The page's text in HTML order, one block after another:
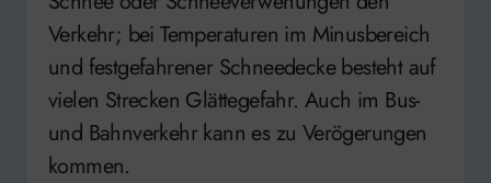
Verkehr; bei Temperaturen im Minusbereich
und festgefahrener Schneedecke besteht auf
vielen Strecken Glättegefahr. Auch im Bus-
und Bahnverkehr kann es zu Verögerungen
kommen.